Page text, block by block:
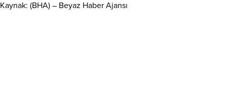
Kaynak: (BHA) – Beyaz Haber Ajansı